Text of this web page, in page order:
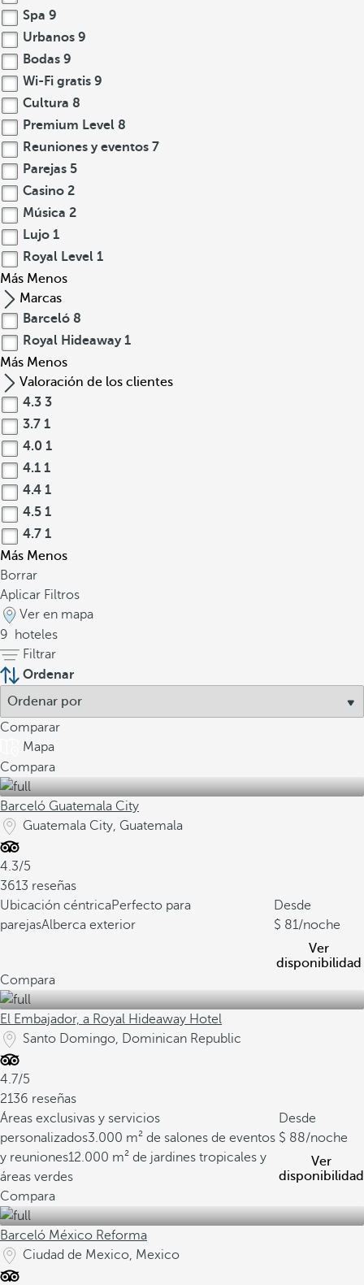
Spa 9
Urbanos 9
Bodas 9
Wi-Fi gratis 9
Cultura 8
Premium Level 8
Reuniones y eventos 7
Parejas 5
Casino 2
Música 2
Lujo 1
Royal Level 1
Más Menos
Marcas
Barceló 8
Royal Hideaway 1
Más Menos
Valoración de los clientes
4.3 3
3.7 1
4.0 1
4.1 1
4.4 1
4.5 1
4.7 1
Más Menos
Borrar
Aplicar Filtros
Ver en mapa
9
hoteles
Filtrar
Ordenar
Comparar
Mapa
Compara
Barceló Guatemala City
Guatemala City, Guatemala
4.3/5
3613 reseñas
Ubicación céntricaPerfecto para
parejasAlberca exterior
Desde
81/noche
Ver
disponibilidad
Compara
El Embajador, a Royal Hideaway Hotel
Santo Domingo, Dominican Republic
4.7/5
2136 reseñas
Áreas exclusivas y servicios
personalizados3.000 m² de salones de eventos
y reuniones12.000 m² de jardines tropicales y
áreas verdes
Desde
88/noche
Ver
disponibilidad
Compara
Barceló México Reforma
Ciudad de Mexico, Mexico